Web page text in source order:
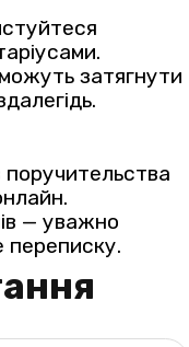
затягнути
— уважно
переписку.